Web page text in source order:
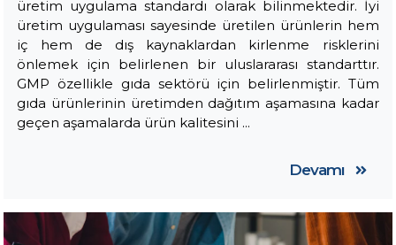
üretim uygulama standardı olarak bilinmektedir. İyi
üretim uygulaması sayesinde üretilen ürünlerin hem
iç hem de dış kaynaklardan kirlenme risklerini
önlemek için belirlenen bir uluslararası standarttır.
GMP özellikle gıda sektörü için belirlenmiştir. Tüm
gıda ürünlerinin üretimden dağıtım aşamasına kadar
geçen aşamalarda ürün kalitesini ...
Devamı